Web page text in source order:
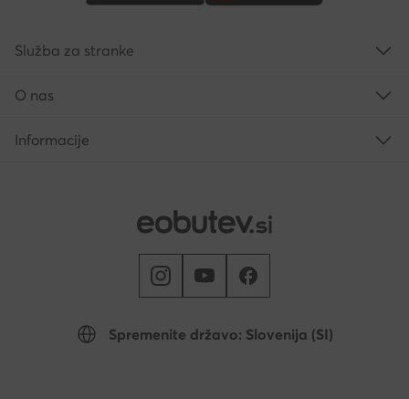
Spremenite državo: Slovenija (SI)
Služba za stranke
O nas
Informacije